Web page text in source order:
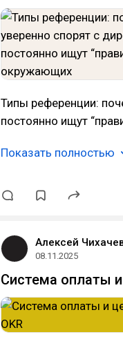
Типы референции:
постоянно ищут
Показать полностью
Алексей
08.11.2025
Система оплаты и